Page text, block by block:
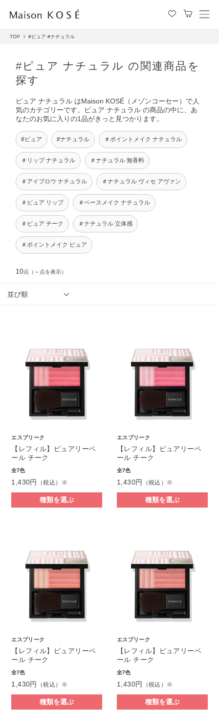
メ
TOP #ピュア #ナチュラル
#ピュア ナチュラル の関連商品を
探す
ピュア ナチュラル はMaison KOSÉ（メゾンコーセー）で人
気のカテゴリーです。ピュア ナチュラル の商品の中に、あ
なたのお気に入りの1品がきっと見つかります。
#ピュア #ナチュラル ＃ポイントメイク ナチュラル
＃リップ ナチュラル ＃ナチュラル 無香料
＃アイブロウ ナチュラル ＃ナチュラル ヴィセ アヴァン
＃ピュア リップ ＃ベースメイク ナチュラル
＃ピュア チーク ＃ナチュラル 立体感
＃ポイントメイク ピュア
10点 （～点を表示）
並び順
エスプリーク
【レフィル】ピュアリーベ
ール チーク
全7色
1,430円 （税込）※
種類を選ぶ
エスプリーク
【レフィル】ピュアリーベ
ール チーク
全7色
1,430円 （税込）※
種類を選ぶ
エスプリーク
【レフィル】ピュアリーベ
ール チーク
全7色
1,430円 （税込）※
種類を選ぶ
エスプリーク
【レフィル】ピュアリーベ
ール チーク
全7色
1,430円 （税込）※
種類を選ぶ